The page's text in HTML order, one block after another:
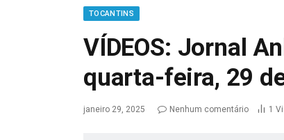
TOCANTINS
VÍDEOS: Jornal
quarta-feira, 29
janeiro 29, 2025 Nenhum comentário 1